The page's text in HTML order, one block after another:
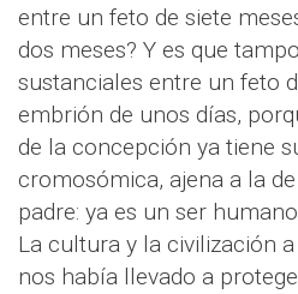
entre un feto de siete
dos meses? Y es que
sustanciales entre un feto
embrión de unos días,
de la concepción ya tiene
cromosómica, ajena a la
padre: ya es un ser
La cultura y la civilización
nos había llevado a